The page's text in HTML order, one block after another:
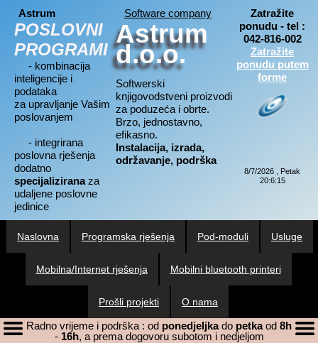
Astrum
POSLOVNI
PROGRAMI
- kombinacija
inteligencije i
podataka
za upravljanje Vašim
poslovanjem
- integrirana
poslovna rješenja
dodatno
specijaliziranaza
udaljene poslovne
jedinice
Software company
Astrum
d.o.o.
Softwerski
knjigovodstveni proizvodi
za poduzeća i obrte.
Brzo, jednostavno,
efikasno.
Instalacija, izrada,
održavanje, podrška
Zatražite
ponudu - tel :
042-816-002
Zatražite
ponudu putem
forme
8/7/2026 , Petak
20:6:16
Naslovna Programska rješenja Pod-moduli Usluge
Mobilna/Internet rješenja Mobilni bluetooth printeri
Prošli projekti O nama
Radno vrijeme i podrška : od ponedjeljkado petkaod 8h
- 16h, a prema dogovoru subotom i nedjeljom